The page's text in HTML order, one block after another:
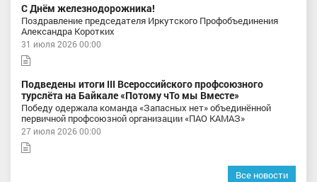
С Днём железнодорожника!
Поздравление председателя Иркутского Профобъединения
Александра Коротких
31 июля 2026 00:00
Подведены итоги III Всероссийского профсоюзного
турслёта на Байкале «Потому чТо мы Вместе»
Победу одержала команда «Запасных нет» объединённой
первичной профсоюзной организации «ПАО КАМАЗ»
27 июля 2026 00:00
Все новости